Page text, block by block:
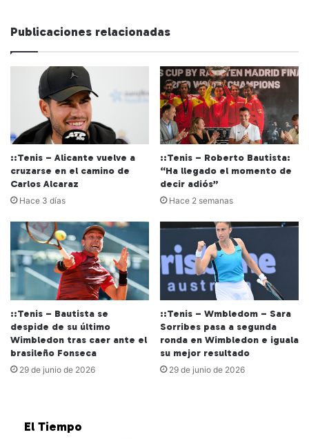
Publicaciones relacionadas
::Tenis – Alicante vuelve a
cruzarse en el camino de
Carlos Alcaraz
Hace 3 días
::Tenis – Roberto Bautista:
“Ha llegado el momento de
decir adiós”
Hace 2 semanas
::Tenis – Bautista se
despide de su último
Wimbledon tras caer ante el
brasileño Fonseca
29 de junio de 2026
::Tenis – Wmbledom – Sara
Sorribes pasa a segunda
ronda en Wimbledon e iguala
su mejor resultado
29 de junio de 2026
El Tiempo